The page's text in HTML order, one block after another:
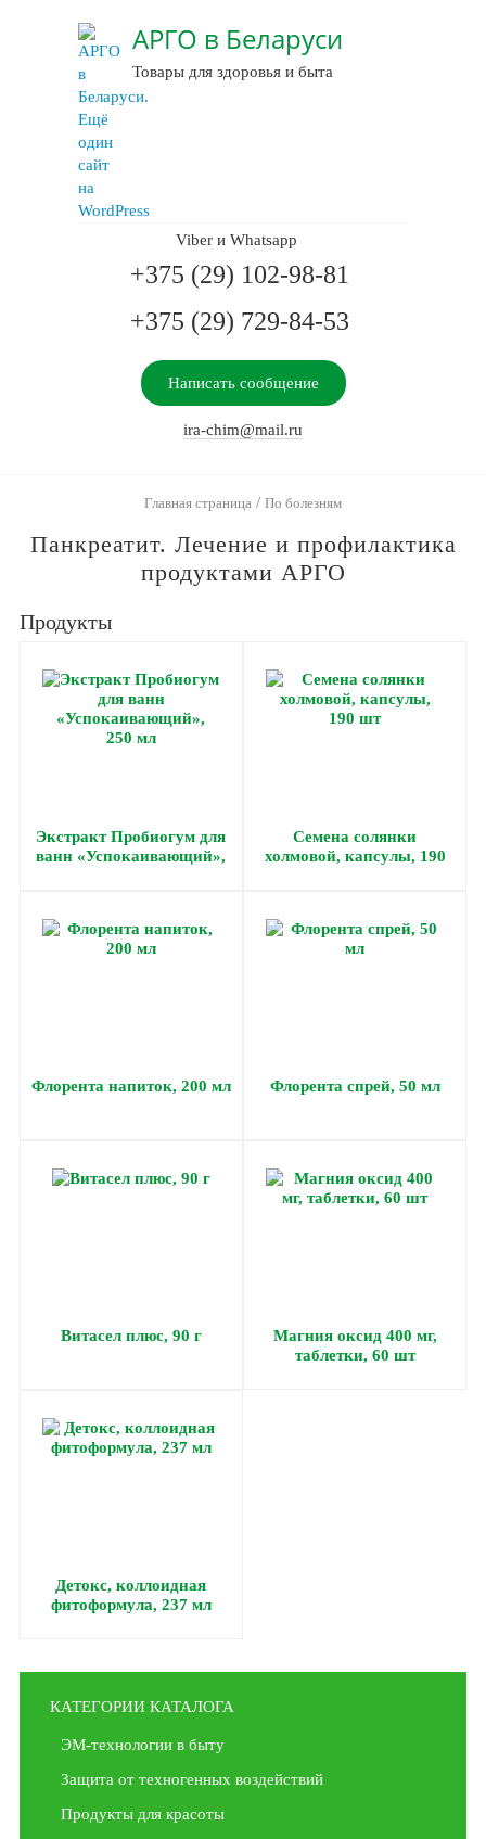
АРГО в Беларуси
Товары для здоровья и быта
Viber и Whatsapp
+375 (29) 102-98-81
+375 (29) 729-84-53
Написать сообщение
ira-chim@mail.ru
Главная страница / По болезням
Панкреатит. Лечение и профилактика
продуктами АРГО
Продукты
Экстракт Пробиогум для
ванн «Успокаивающий»,
Семена солянки
холмовой, капсулы, 190
Флорента напиток, 200 мл Флорента спрей, 50 мл
Витасел плюс, 90 г
Магния оксид 400 мг,
таблетки, 60 шт
Детокс, коллоидная
фитоформула, 237 мл
КАТЕГОРИИ КАТАЛОГА
ЭМ-технологии в быту
Защита от техногенных воздействий
Продукты для красоты